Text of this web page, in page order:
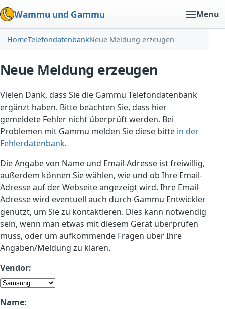
Wammu und Gammu Menu
HomeTelefondatenbankNeue Meldung erzeugen
Neue Meldung erzeugen
Vielen Dank, dass Sie die Gammu Telefondatenbank
ergänzt haben. Bitte beachten Sie, dass hier
gemeldete Fehler nicht überprüft werden. Bei
Problemen mit Gammu melden Sie diese bitte in der
Fehlerdatenbank.
Die Angabe von Name und Email-Adresse ist freiwillig,
außerdem können Sie wählen, wie und ob Ihre Email-
Adresse auf der Webseite angezeigt wird. Ihre Email-
Adresse wird eventuell auch durch Gammu Entwickler
genutzt, um Sie zu kontaktieren. Dies kann notwendig
sein, wenn man etwas mit diesem Gerät überprüfen
muss, oder um aufkommende Fragen über Ihre
Angaben/Meldung zu klären.
Vendor:
Name: